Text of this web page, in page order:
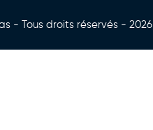
- Tous droits réservés - 2026